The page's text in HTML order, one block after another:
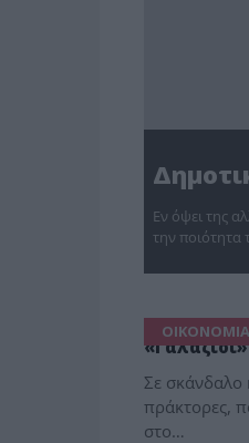
Εν όψει της
την
ΟΙΚΟΝΟΜΙΑ
Σε σκάνδαλο
πράκτορες,
στο…